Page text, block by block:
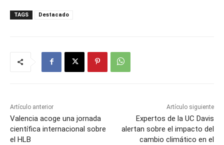
TAGS Destacado
Artículo anterior
Valencia acoge una jornada
científica internacional sobre
el HLB
Artículo siguiente
Expertos de la UC Davis
alertan sobre el impacto del
cambio climático en el